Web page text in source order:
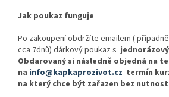
Jak poukaz funguje
Po zakoupení obdržíte emailem (
cca 7dnů) dárkový poukaz s
Obdarovaný si následně objedná na
na info@kapkaprozivot.cz termín
na který chce být zařazen bez